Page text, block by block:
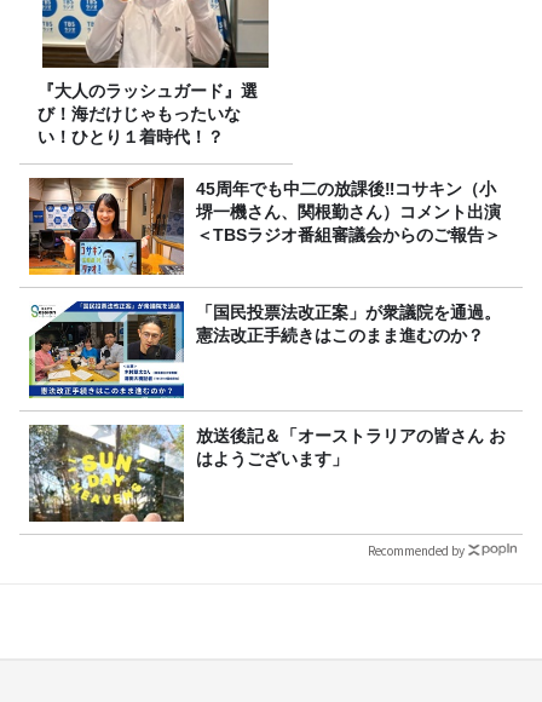
『大人のラッシュガード』選
び！海だけじゃもったいな
い！ひとり１着時代！？
45周年でも中二の放課後‼コサキン（小
堺一機さん、関根勤さん）コメント出演
＜TBSラジオ番組審議会からのご報告＞
「国民投票法改正案」が衆議院を通過。
憲法改正手続きはこのまま進むのか？
放送後記＆「オーストラリアの皆さん お
はようございます」
Recommended by